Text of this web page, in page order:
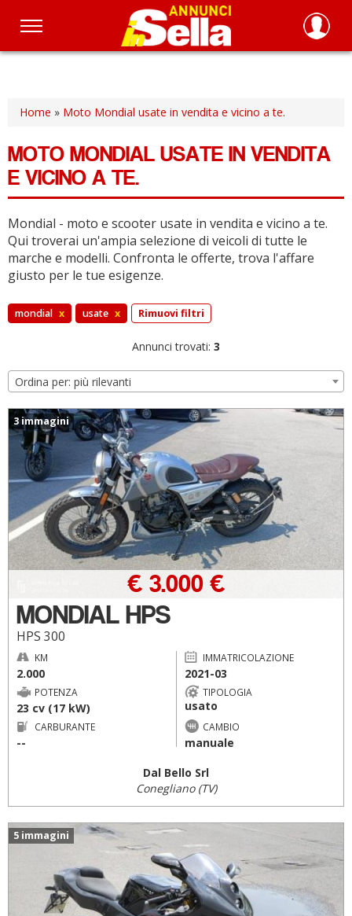
Salta
principale
Home » Moto Mondial usate in vendita e vicino a te.
MOTO MONDIAL USATE IN VENDITA
E VICINO A TE.
Mondial - moto e scooter usate in vendita e vicino a te.
Qui troverai un'ampia selezione di veicoli di tutte le
marche e modelli. Confronta le offerte, trova l'affare
giusto per le tue esigenze.
mondial x usate x Rimuovi filtri
Annunci trovati: 3
Ordina per: più rilevanti
3 immagini
MONDIAL HPS
HPS 300
€ 3.000 €
KM
2.000
IMMATRICOLAZIONE
2021-03
POTENZA
23 cv (17 kW)
TIPOLOGIA
usato
CARBURANTE
--
CAMBIO
manuale
Dal Bello Srl
Conegliano (TV)
5 immagini